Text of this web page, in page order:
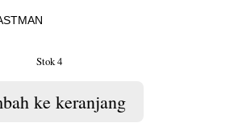
Stok 4
ke keranjang